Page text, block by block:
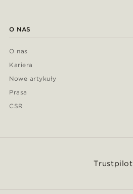
O NAS
O nas
Kariera
Nowe artykuły
Prasa
CSR
Trustpilot